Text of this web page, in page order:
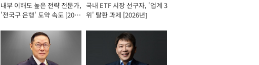
내부 이해도 높은 전략 전문가,
'전국구 은행' 도약 속도 [2026
표이사 사장
국내 ETF 시장 선구자, '업계 3
위' 탈환 과제 [2026년]